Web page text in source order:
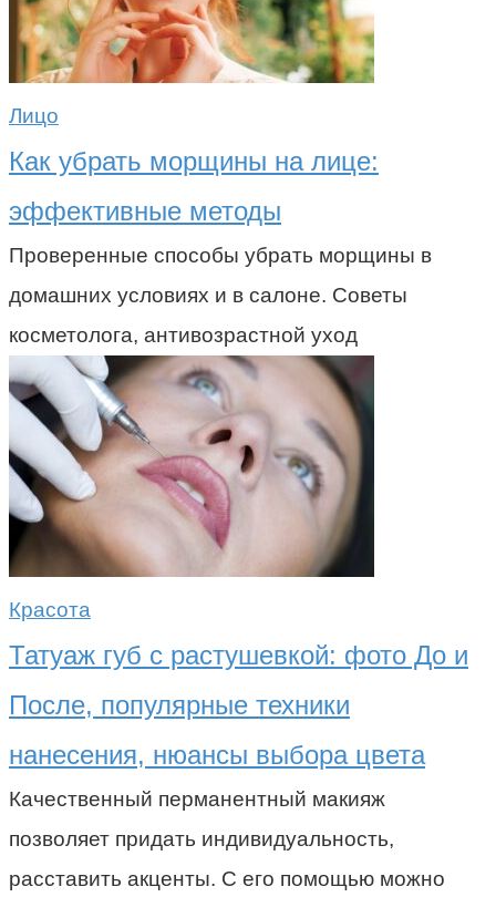
Лицо
Как убрать морщины на лице:
эффективные методы
Проверенные способы убрать морщины в
домашних условиях и в салоне. Советы
косметолога, антивозрастной уход
Красота
Татуаж губ с растушевкой: фото До и
После, популярные техники
нанесения, нюансы выбора цвета
Качественный перманентный макияж
позволяет придать индивидуальность,
расставить акценты. С его помощью можно